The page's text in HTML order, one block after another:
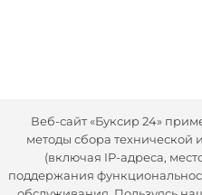
Веб-сайт «Буксир 24»
методы сбора технической
(включая IP-адреса,
поддержания